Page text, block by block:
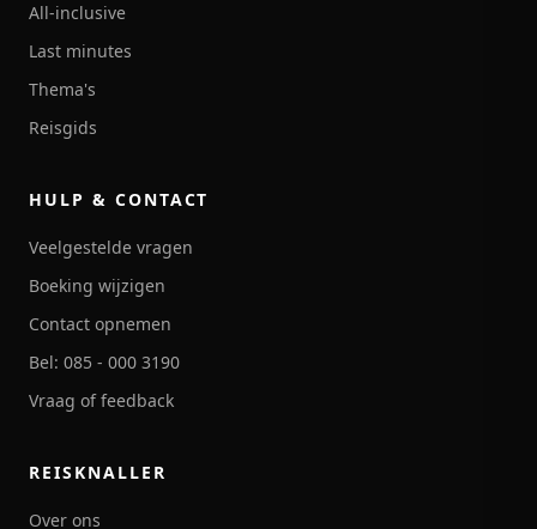
All-inclusive
Last minutes
Thema's
Reisgids
HULP & CONTACT
Veelgestelde vragen
Boeking wijzigen
Contact opnemen
Bel: 085 - 000 3190
Vraag of feedback
REISKNALLER
Over ons